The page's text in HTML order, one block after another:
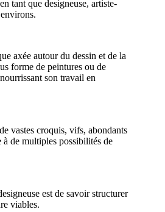
tant que designeuse, artiste-
axée autour du dessin et de la
forme de peintures ou de
son travail en
vastes croquis, vifs, abondants
à de multiples possibilités de
est de savoir structurer
viables.